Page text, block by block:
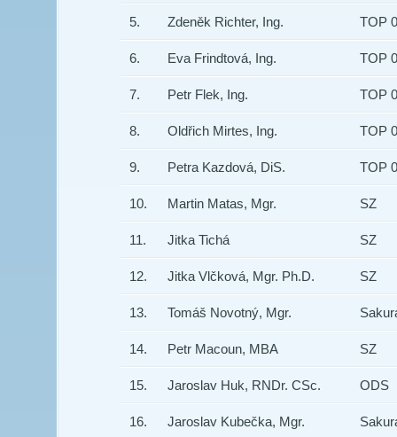
5. Zdeněk Richter, Ing. TOP
6. Eva Frindtová, Ing. TOP
7. Petr Flek, Ing. TOP
8. Oldřich Mirtes, Ing. TOP
9. Petra Kazdová, DiS. TOP
10. Martin Matas, Mgr. SZ
11. Jitka Tichá SZ
12. Jitka Vlčková, Mgr. Ph.D. SZ
13. Tomáš Novotný, Mgr.
14. Petr Macoun, MBA SZ
15. Jaroslav Huk, RNDr. CSc. ODS
16. Jaroslav Kubečka, Mgr.